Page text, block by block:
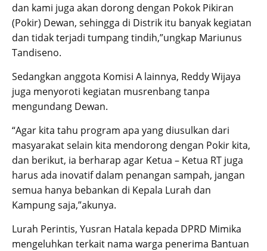
dan kami juga akan dorong dengan Pokok Pikiran
(Pokir) Dewan, sehingga di Distrik itu banyak kegiatan
dan tidak terjadi tumpang tindih,”ungkap Mariunus
Tandiseno.
Sedangkan anggota Komisi A lainnya, Reddy Wijaya
juga menyoroti kegiatan musrenbang tanpa
mengundang Dewan.
“Agar kita tahu program apa yang diusulkan dari
masyarakat selain kita mendorong dengan Pokir kita,
dan berikut, ia berharap agar Ketua – Ketua RT juga
harus ada inovatif dalam penangan sampah, jangan
semua hanya bebankan di Kepala Lurah dan
Kampung saja,”akunya.
Lurah Perintis, Yusran Hatala kepada DPRD Mimika
mengeluhkan terkait nama warga penerima Bantuan